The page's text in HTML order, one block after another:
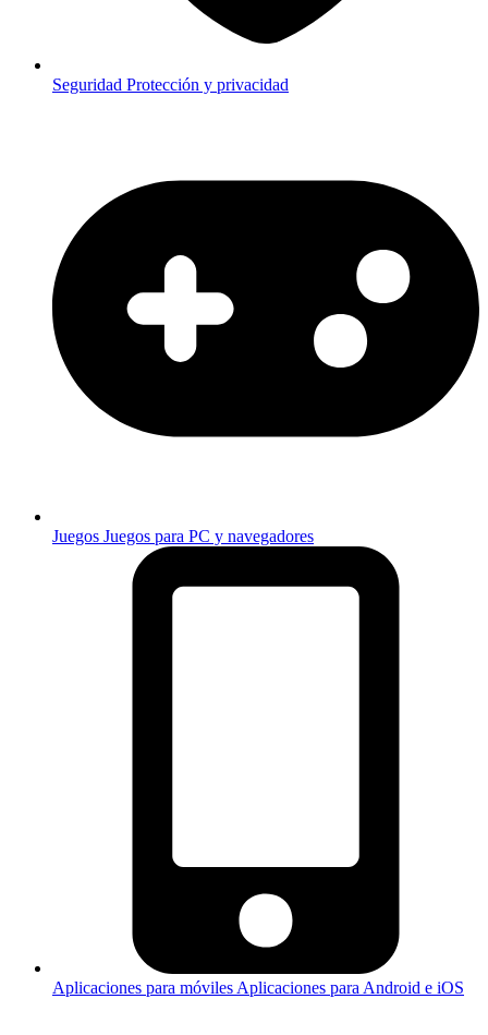
Seguridad Protección y privacidad
Juegos Juegos para PC y navegadores
Aplicaciones para móviles Aplicaciones para Android e iOS